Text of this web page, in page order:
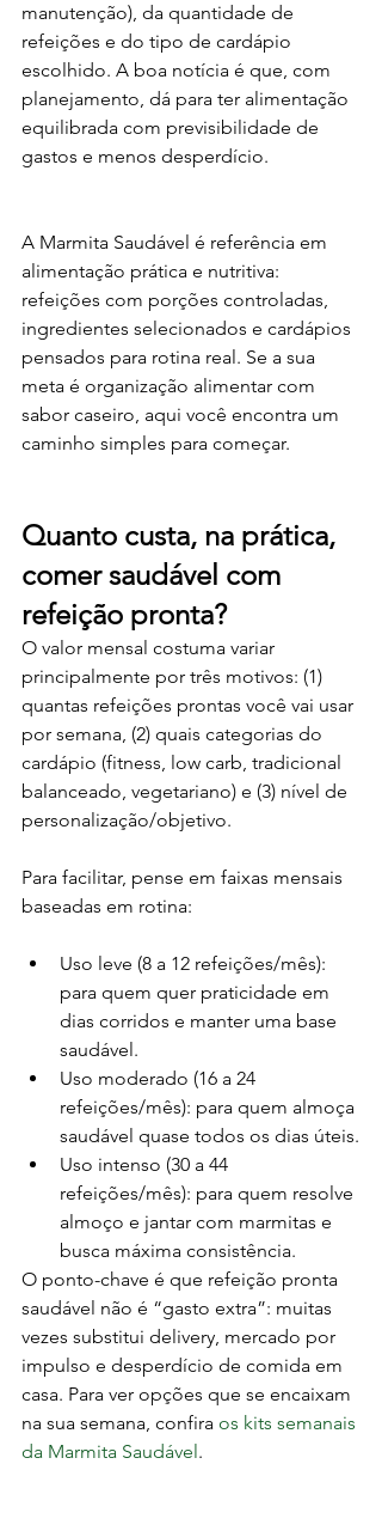
manutenção), da quantidade de
refeições e do tipo de cardápio
escolhido. A boa notícia é que, com
planejamento, dá para ter alimentação
equilibrada com previsibilidade de
gastos e menos desperdício.
A Marmita Saudável é referência em
alimentação prática e nutritiva:
refeições com porções controladas,
ingredientes selecionados e cardápios
pensados para rotina real. Se a sua
meta é organização alimentar com
sabor caseiro, aqui você encontra um
caminho simples para começar.
Quanto custa, na prática,
comer saudável com
refeição pronta?
O valor mensal costuma variar
principalmente por três motivos: (1)
quantas refeições prontas você vai usar
por semana, (2) quais categorias do
cardápio (fitness, low carb, tradicional
balanceado, vegetariano) e (3) nível de
personalização/objetivo.
Para facilitar, pense em faixas mensais
baseadas em rotina:
Uso leve (8 a 12 refeições/mês):
para quem quer praticidade em
dias corridos e manter uma base
saudável.
Uso moderado (16 a 24
refeições/mês): para quem almoça
saudável quase todos os dias úteis.
Uso intenso (30 a 44
refeições/mês): para quem resolve
almoço e jantar com marmitas e
busca máxima consistência.
O ponto-chave é que refeição pronta
saudável não é “gasto extra”: muitas
vezes substitui delivery, mercado por
impulso e desperdício de comida em
casa. Para ver opções que se encaixam
na sua semana, confira os kits semanais
da Marmita Saudável.